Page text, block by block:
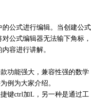
公式进行编辑。当创建公式
公式编辑器无法输下角标，
容进行讲解。
功能强大，兼容性强的数学
例为大家介绍。
键ctrl加L，另一种是通过工